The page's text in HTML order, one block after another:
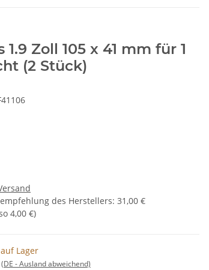
1.9 Zoll 105 x 41 mm für 1
(2 Stück)
des Herstellers: 31,00 €
4,00 €)
Lager
(DE - Ausland abweichend)